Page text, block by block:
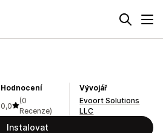
Hodnocení
0,0
(0
Recenze)
Vývojář
Evoort Solutions
LLC
Instalovat